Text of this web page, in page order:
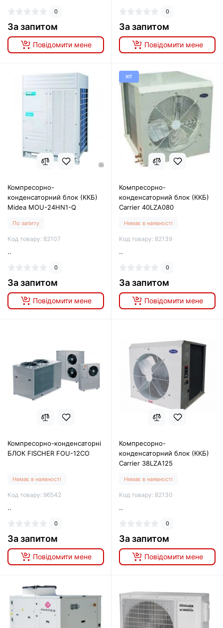
0
За запитом
Повідомити мене
0
За запитом
Повідомити мене
Компресорно-
конденсаторний блок (ККБ)
Midea MOU-24HN1-Q
По запиту
Код товару: 82107
..
0
За запитом
Повідомити мене
ХІТ
Компресорно-
конденсаторний блок (ККБ)
Carrier 40LZA080
Немає в наявності
Код товару: 82139
..
0
За запитом
Повідомити мене
Компресорно-конденсаторні
БЛОК FISCHER FOU-12CO
Немає в наявності
Код товару: 96542
..
0
За запитом
Повідомити мене
Компресорно-
конденсаторний блок (ККБ)
Carrier 38LZA125
Немає в наявності
Код товару: 82130
..
0
За запитом
Повідомити мене